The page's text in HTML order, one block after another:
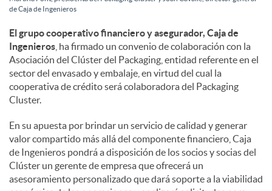
l
e
s
de Caja de Ingenieros
El grupo cooperativo financiero y asegurador, Caja de
Ingenieros , ha firmado un convenio de colaboración con la
Asociación del Clúster del Packaging, entidad referente en el
sector del envasado y embalaje, en virtud del cual la
cooperativa de crédito será colaboradora del Packaging
Cluster.
En su apuesta por brindar un servicio de calidad y generar
valor compartido más allá del componente financiero, Caja
de Ingenieros pondrá a disposición de los socios y socias del
Clúster un gerente de empresa que ofrecerá un
asesoramiento personalizado que dará soporte a la viabilidad